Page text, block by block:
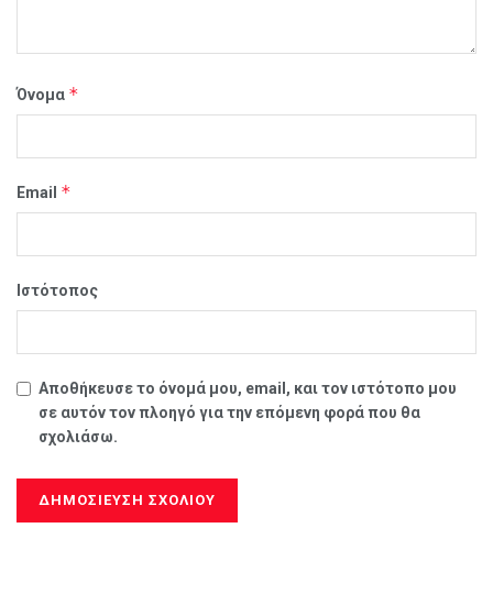
Όνομα *
Email *
Ιστότοπος
Αποθήκευσε το όνομά μου, email, και τον ιστότοπο μου
σε αυτόν τον πλοηγό για την επόμενη φορά που θα
σχολιάσω.